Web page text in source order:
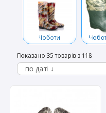
Чоботи
Показано 35 товарів з 118